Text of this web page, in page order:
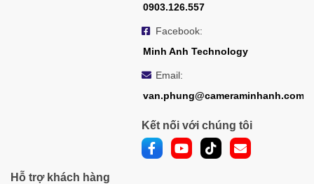
0903.126.557
Facebook:
Minh Anh Technology
Email:
van.phung@cameraminhanh.com
Kết nối với chúng tôi
Hỗ trợ khách hàng